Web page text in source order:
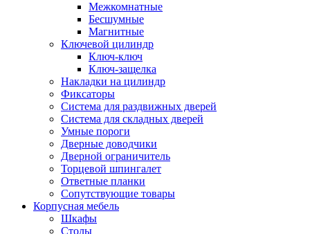
Межкомнатные
Бесшумные
Магнитные
Ключевой цилиндр
Ключ-ключ
Ключ-защелка
Накладки на цилиндр
Фиксаторы
Система для раздвижных дверей
Система для складных дверей
Умные пороги
Дверные доводчики
Дверной ограничитель
Торцевой шпингалет
Ответные планки
Сопутствующие товары
Корпусная мебель
Шкафы
Столы